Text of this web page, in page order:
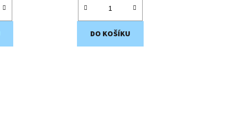
DO KOŠÍKU